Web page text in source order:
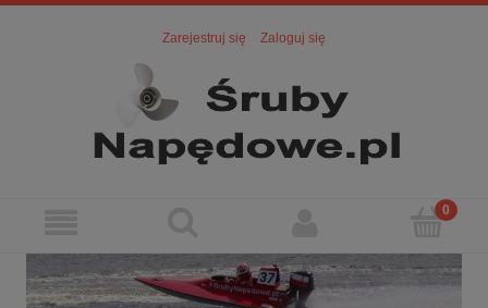
Zarejestruj się Zaloguj się